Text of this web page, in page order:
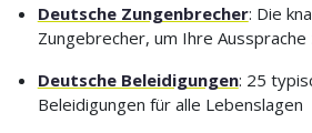
Deutsche Zungenbrecher: Die
Zungebrecher, um Ihre
Deutsche Beleidigungen: 25
Beleidigungen für alle Lebenslagen